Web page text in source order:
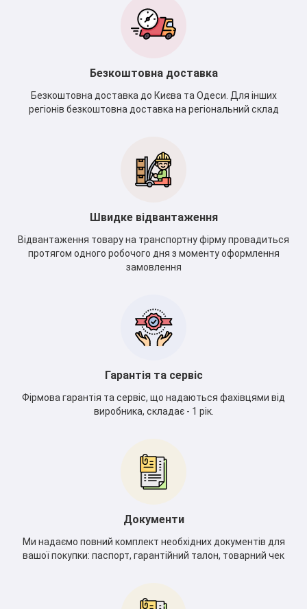
Безкоштовна доставка
Безкоштовна доставка до Києва та Одеси. Для інших
регіонів безкоштовна доставка на регіональний склад
Швидке відвантаження
Відвантаження товару на транспортну фірму провадиться
протягом одного робочого дня з моменту оформлення
замовлення
Гарантія та сервіс
Фірмова гарантія та сервіс, що надаються фахівцями від
виробника, складає - 1 рік.
Документи
Ми надаємо повний комплект необхідних документів для
вашої покупки: паспорт, гарантійний талон, товарний чек
*